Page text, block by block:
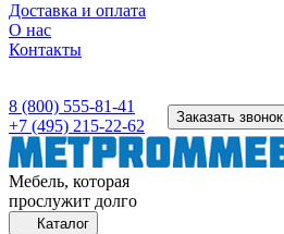
Доставка и оплата
О нас
Контакты
8 (800) 555-81-41
+7 (495) 215-22-62
Заказать звонок
Мебель, которая
прослужит долго
Каталог